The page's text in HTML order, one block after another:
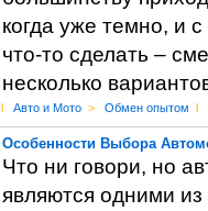
когда уже темно, и
что-то сделать –
несколько
l Авто и Мото > Обмен опытом l
Особенности Выбора
Что ни говори, но
являются одними